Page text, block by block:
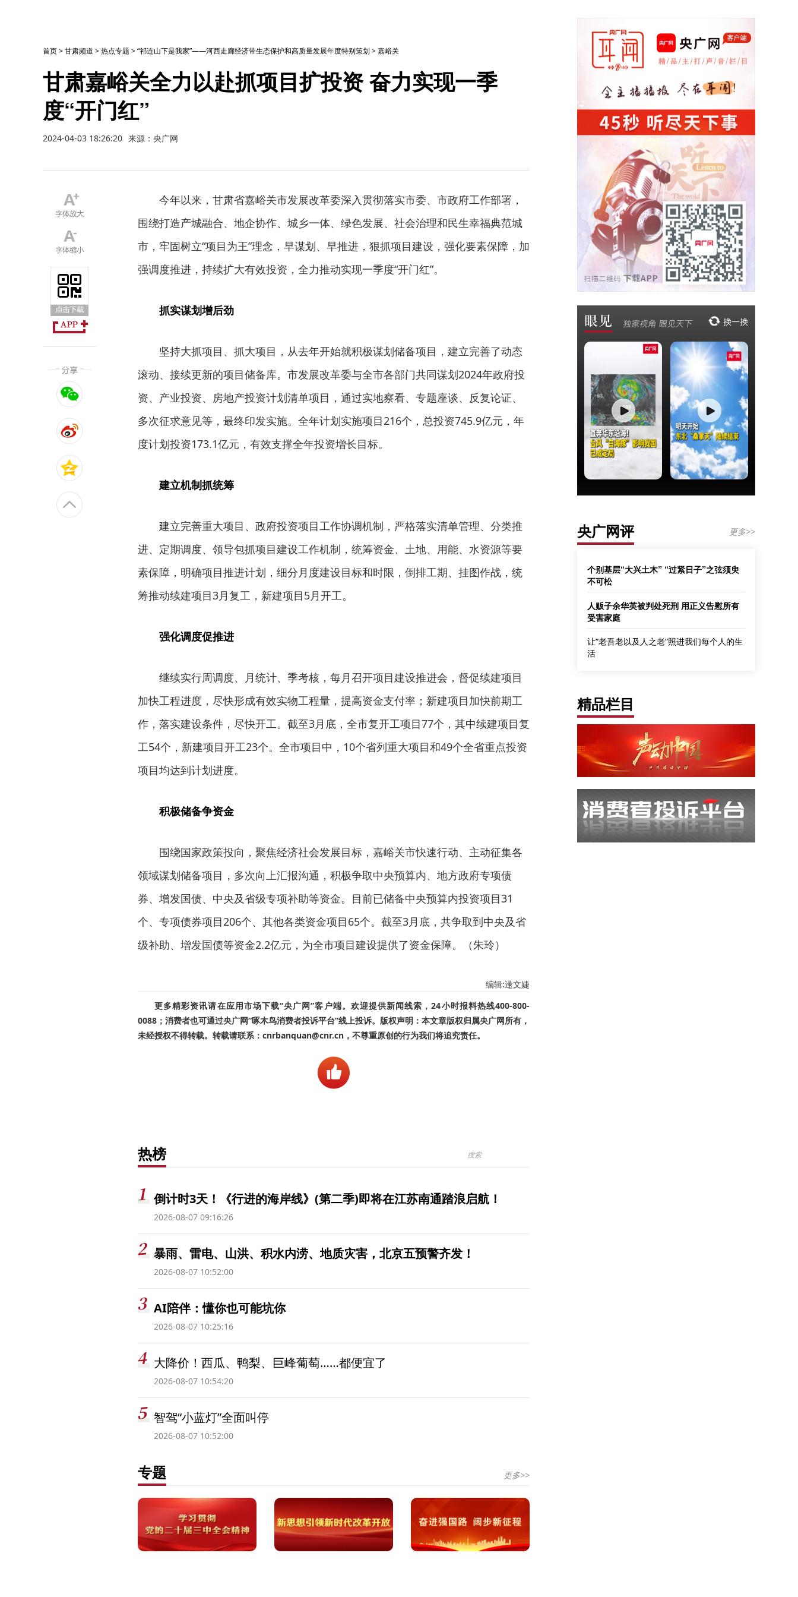
首页>甘肃频道 >热点专题 >“祁连山下是我家”——河西走廊经济带生态保护和高质量发展年度特别策划>嘉峪关
甘肃嘉峪关全力以赴抓项目扩投资 奋力实现一季
度“开门红”
2024-04-03 18:26:20 来源：央广网
今年以来，甘肃省嘉峪关市发展改革委深入贯彻落实市委、市政府工作部署，
围绕打造产城融合、地企协作、城乡一体、绿色发展、社会治理和民生幸福典范城
市，牢固树立“项目为王”理念，早谋划、早推进，狠抓项目建设，强化要素保障，加
强调度推进，持续扩大有效投资，全力推动实现一季度“开门红”。
抓实谋划增后劲
坚持大抓项目、抓大项目，从去年开始就积极谋划储备项目，建立完善了动态
滚动、接续更新的项目储备库。市发展改革委与全市各部门共同谋划2024年政府投
资、产业投资、房地产投资计划清单项目，通过实地察看、专题座谈、反复论证、
多次征求意见等，最终印发实施。全年计划实施项目216个，总投资745.9亿元，年
度计划投资173.1亿元，有效支撑全年投资增长目标。
建立机制抓统筹
建立完善重大项目、政府投资项目工作协调机制，严格落实清单管理、分类推
进、定期调度、领导包抓项目建设工作机制，统筹资金、土地、用能、水资源等要
素保障，明确项目推进计划，细分月度建设目标和时限，倒排工期、挂图作战，统
筹推动续建项目3月复工，新建项目5月开工。
强化调度促推进
继续实行周调度、月统计、季考核，每月召开项目建设推进会，督促续建项目
加快工程进度，尽快形成有效实物工程量，提高资金支付率；新建项目加快前期工
作，落实建设条件，尽快开工。截至3月底，全市复开工项目77个，其中续建项目复
工54个，新建项目开工23个。全市项目中，10个省列重大项目和49个全省重点投资
项目均达到计划进度。
积极储备争资金
围绕国家政策投向，聚焦经济社会发展目标，嘉峪关市快速行动、主动征集各
领域谋划储备项目，多次向上汇报沟通，积极争取中央预算内、地方政府专项债
券、增发国债、中央及省级专项补助等资金。目前已储备中央预算内投资项目31
个、专项债券项目206个、其他各类资金项目65个。截至3月底，共争取到中央及省
级补助、增发国债等资金2.2亿元，为全市项目建设提供了资金保障。（朱玲）
编辑:逯文婕
更多精彩资讯请在应用市场下载“央广网”客户端。欢迎提供新闻线索，24小时报料热线400-800-
0088；消费者也可通过央广网“啄木鸟消费者投诉平台”线上投诉。版权声明：本文章版权归属央广网所有，
未经授权不得转载。转载请联系：cnrbanquan@cnr.cn，不尊重原创的行为我们将追究责任。
热榜
倒计时3天！《行进的海岸线》(第二季)即将在江苏南通踏浪启航！
2026-08-07 09:16:26
暴雨、雷电、山洪、积水内涝、地质灾害，北京五预警齐发！
2026-08-07 10:52:00
AI陪伴：懂你也可能坑你
2026-08-07 10:25:16
大降价！西瓜、鸭梨、巨峰葡萄……都便宜了
2026-08-07 10:54:20
智驾“小蓝灯”全面叫停
2026-08-07 10:52:00
专题 更多>>
央广网评 更多>>
个别基层“大兴土木” “过紧日子”之弦须臾
不可松
人贩子余华英被判处死刑 用正义告慰所有
受害家庭
让“老吾老以及人之老”照进我们每个人的生
活
精品栏目